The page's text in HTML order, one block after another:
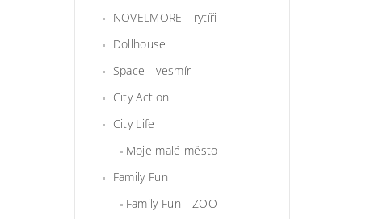
NOVELMORE - rytíři
Dollhouse
Space - vesmír
City Action
City Life
Moje malé město
Family Fun
Family Fun - ZOO